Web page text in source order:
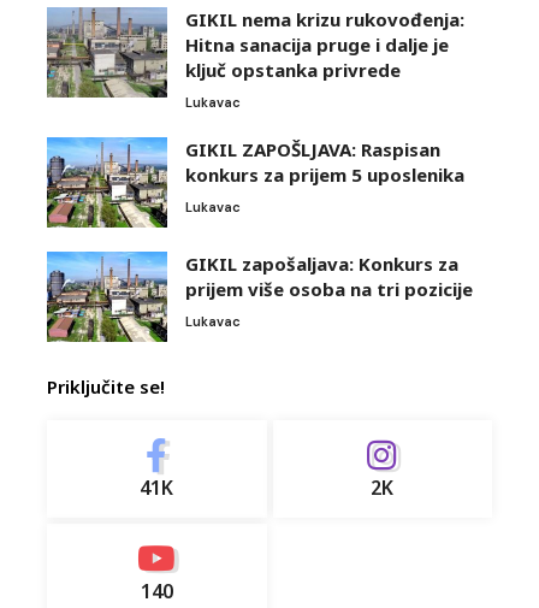
GIKIL nema krizu rukovođenja:
Hitna sanacija pruge i dalje je
ključ opstanka privrede
Lukavac
GIKIL ZAPOŠLJAVA: Raspisan
konkurs za prijem 5 uposlenika
Lukavac
GIKIL zapošaljava: Konkurs za
prijem više osoba na tri pozicije
Lukavac
Priključite se!
41K 2K
140